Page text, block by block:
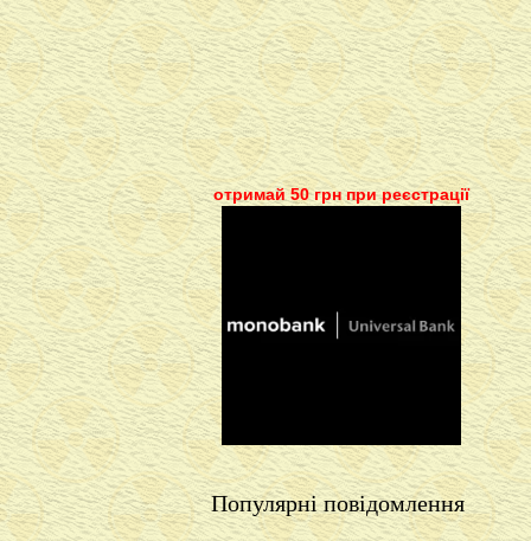
отримай 50 грн при реєстрації
Популярні повідомлення